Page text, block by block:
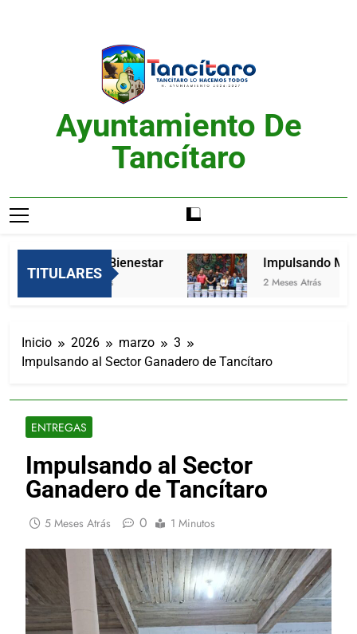
Ayuntamiento De
Tancítaro
TITULARES
Feria del Bienestar
2 Meses Atrás
Impulsando
2 Meses Atrás
Inicio 2026 marzo
3
Impulsando al Sector Ganadero de Tancítaro
ENTREGAS
Impulsando al Sector
Ganadero de Tancítaro
5 Meses Atrás 0 1 Minutos